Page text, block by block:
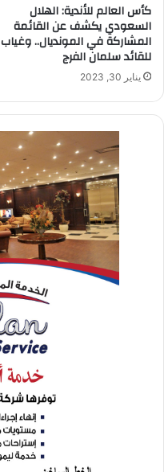
كأس العالم للأندية: الهلال
السعودي يكشف عن القائمة
المشاركة في المونديال.. وغياب
للقائد سلمان الفرج
يناير 30, 2023